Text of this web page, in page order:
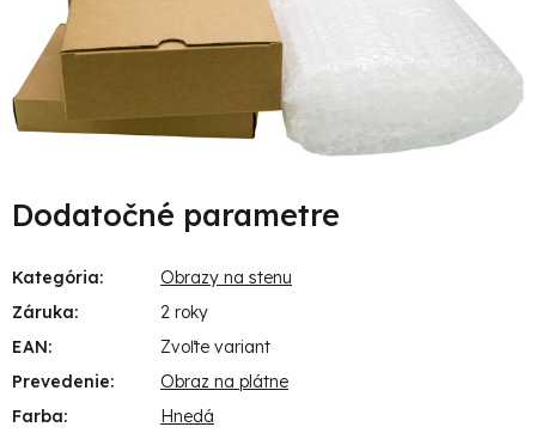
Dodatočné parametre
Kategória:
Obrazy na stenu
Záruka:
2 roky
EAN:
Zvoľte variant
Prevedenie:
Obraz na plátne
Farba:
Hnedá